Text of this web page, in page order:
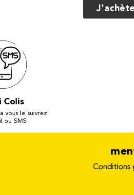
Colis
vous le suivrez
ou SMS
Conditions